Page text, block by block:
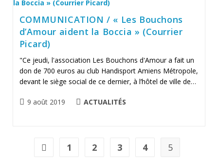
COMMUNICATION / « Les Bouchons
d’Amour aident la Boccia » (Courrier
Picard)
"Ce jeudi, l'association Les Bouchons d'Amour a fait un
don de 700 euros au club Handisport Amiens Métropole,
devant le siège social de ce dernier, à l’hôtel de ville de…
Publication
9 août 2019
POSTACTUALITÉS
Go to the previous page
1 2 3 4 5